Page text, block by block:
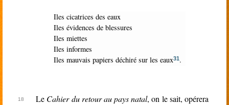
Iles cicatrices des eaux
Iles évidences de blessures
Iles miettes
Iles informes
Iles mauvais papiers déchiré sur les eaux31.
Le Cahier du retour au pays natal, on le sait, opérera